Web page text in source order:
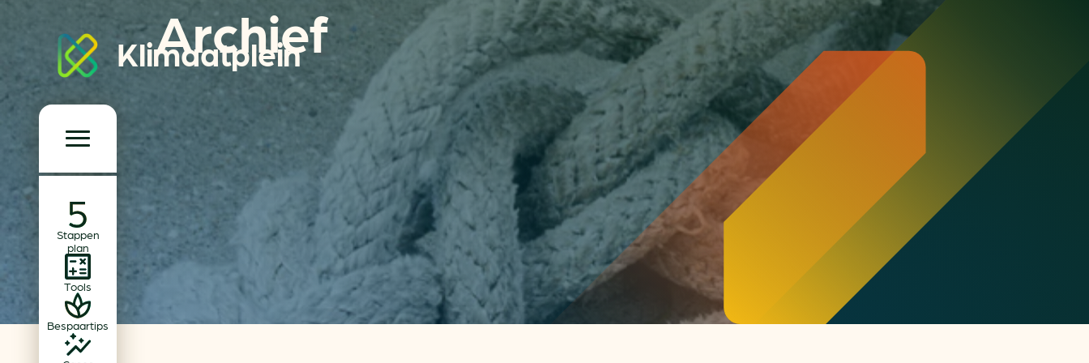
Klimaatplein
Stappen
plan
Tools
Bespaartips
Klimaatplein
Hoofd­navigatie
Over ons
Partners
Word partner
Actueel
Nieuws
Praktijkverhalen
Events
Nieuwsbrief
Handige tools
CO2-voetafdruk calculator
MKB energie bespaarcheck
Terugverdien­tijden
Subsidiewijzer voor ondernemers
Voorkomen van klimaatschade
Archief